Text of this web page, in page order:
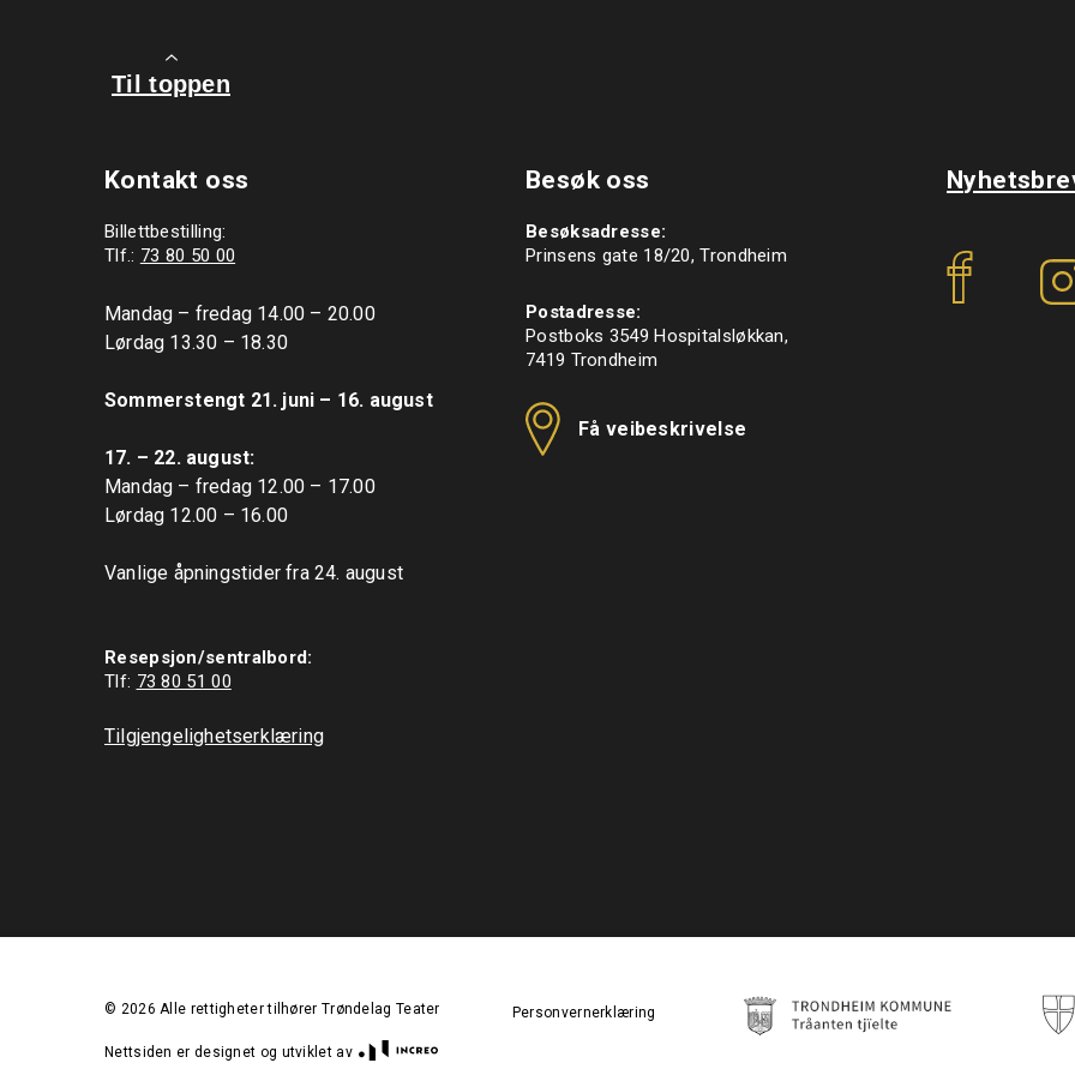
Til toppen
Kontakt oss
Billettbestilling:
Tlf.: 73 80 50 00
Mandag – fredag 14.00 – 20.00
Lørdag 13.30 – 18.30
Sommerstengt 21. juni – 16. august
17. – 22. august:
Mandag – fredag 12.00 – 17.00
Lørdag 12.00 – 16.00
Vanlige åpningstider fra 24. august
Resepsjon/sentralbord:
Tlf: 73 80 51 00
Tilgjengelighetserklæring
Besøk oss
Besøksadresse:
Prinsens gate 18/20, Trondheim
Postadresse:
Postboks 3549 Hospitalsløkkan,
7419 Trondheim
Få veibeskrivelse
f
© 2026 Alle rettigheter tilhører Trøndelag Teater
Nettsiden er designet og utviklet av
Personvernerklæring